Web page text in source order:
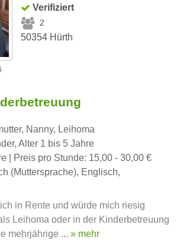
Verifiziert
2
50354 Hürth
Nanny, Leihoma
Alter 1 bis 5 Jahre
| Preis pro Stunde: 15,00 - 30,00 €
(Muttersprache), Englisch,
in Rente und würde mich riesig
Leihoma oder in der Kinderbetreuung
mehrjährige ... » mehr